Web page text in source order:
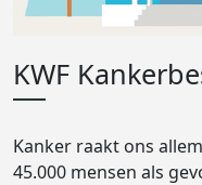
KWF
Kanker raakt ons
45.000 mensen als